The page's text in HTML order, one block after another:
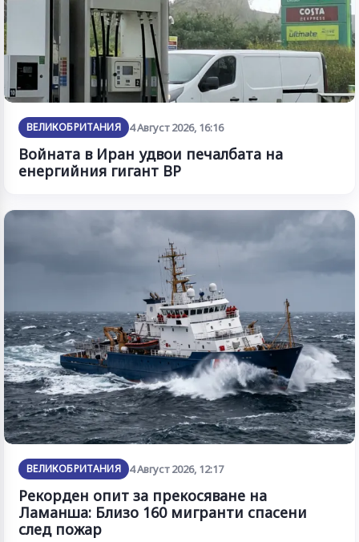
ВЕЛИКОБРИТАНИЯ 4 Август 2026, 16:16
Войната в Иран удвои печалбата на
енергийния гигант BP
ВЕЛИКОБРИТАНИЯ 4 Август 2026, 12:17
Рекорден опит за прекосяване на
Ламанша: Близо 160 мигранти спасени
след пожар